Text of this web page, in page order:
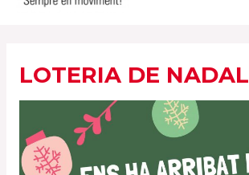
LOTERIA DE NADAL